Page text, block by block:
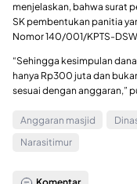
menjelaskan, bahwa surat
SK pembentukan panitia
Nomor 140/001/KPTS-
“Sehingga kesimpulan
hanya Rp300 juta dan
sesuai dengan anggaran,”
Anggaran masjid
Narasitimur